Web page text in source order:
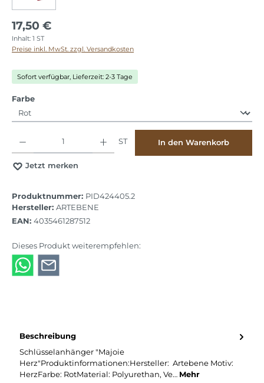
17,50 €
Inhalt: 1 ST
Preise inkl. MwSt. zzgl. Versandkosten
Sofort verfügbar, Lieferzeit: 2-3 Tage
Farbeauswählen
ST In den Warenkorb
Jetzt merken
Produktnummer: PID424405.2
Hersteller: ARTEBENE
EAN: 4035461287512
Dieses Produkt weiterempfehlen:
Beschreibung
Schlüsselanhänger "Majoie
Herz"Produktinformationen:Hersteller: Artebene Motiv:
HerzFarbe: RotMaterial: Polyurethan, Ve… Mehr